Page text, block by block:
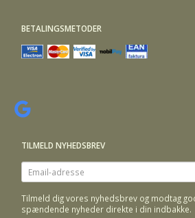
BETALINGSMETODER
TILMELD NYHEDSBREV
Email-
adresse
Tilmeld dig vores nyhedsbrev og modtag
spændende nyheder direkte i din indbakke.